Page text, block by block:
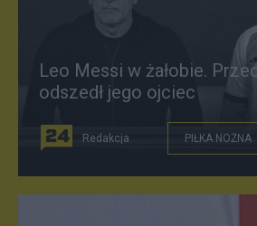
Leo Messi w żałobie.
odszedł jego ojciec
Redakcja PIŁKA NOŻNA